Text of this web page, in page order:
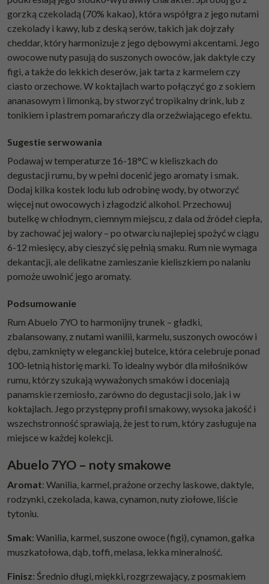
gorzką czekoladą (70% kakao), która współgra z jego nutami
czekolady i kawy, lub z deską serów, takich jak dojrzały
cheddar, który harmonizuje z jego dębowymi akcentami. Jego
owocowe nuty pasują do suszonych owoców, jak daktyle czy
figi, a także do lekkich deserów, jak tarta z karmelem czy
ciasto orzechowe. W koktajlach warto połączyć go z sokiem
ananasowym i limonką, by stworzyć tropikalny drink, lub z
tonikiem i plastrem pomarańczy dla orzeźwiającego efektu.
Sugestie serwowania
Podawaj w temperaturze 16-18°C w kieliszkach do
degustacji rumu, by w pełni docenić jego aromaty i smak.
Dodaj kilka kostek lodu lub odrobinę wody, by otworzyć
więcej nut owocowych i złagodzić alkohol. Przechowuj
butelkę w chłodnym, ciemnym miejscu, z dala od źródeł ciepła,
by zachować jej walory – po otwarciu najlepiej spożyć w ciągu
6-12 miesięcy, aby cieszyć się pełnią smaku. Rum nie wymaga
dekantacji, ale delikatne zamieszanie kieliszkiem po nalaniu
pomoże uwolnić jego aromaty.
Podsumowanie
Rum Abuelo 7YO to harmonijny trunek – gładki,
zbalansowany, z nutami wanilii, karmelu, suszonych owoców i
dębu, zamknięty w eleganckiej butelce, która celebruje ponad
100-letnią historię marki. To idealny wybór dla miłośników
rumu, którzy szukają wyważonych smaków i doceniają
panamskie rzemiosło, zarówno do degustacji solo, jak i w
koktajlach. Jego przystępny profil smakowy, wysoka jakość i
wszechstronność sprawiają, że jest to rum, który zasługuje na
miejsce w każdej kolekcji.
Abuelo 7YO – noty smakowe
Aromat: Wanilia, karmel, prażone orzechy laskowe, daktyle,
rodzynki, czekolada, kawa, cynamon, nuty ziołowe, liście
tytoniu.
Smak: Wanilia, karmel, suszone owoce (figi), cynamon, gałka
muszkatołowa, dąb, toffi, melasa, lekka mineralność.
Finisz: Średnio długi, miękki, rozgrzewający, z posmakiem